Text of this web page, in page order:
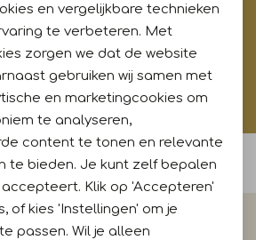
Aanmelden
omgaan? Bekijk dit in onze
uur besteld, morgen in huis
cookies
en vergelijkbare technieken
te verbeteren. Met
zorgen we dat de website
gebruiken wij samen met
en marketingcookies om
te analyseren,
content te tonen en relevante
te bieden. Je kunt zelf bepalen
Klik op 'Accepteren'
of kies 'Instellingen' om je
passen. Wil je alleen